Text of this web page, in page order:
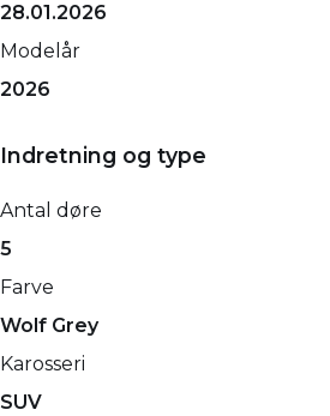
28.01.2026
Modelår
2026
Indretning og type
Antal døre
5
Farve
Wolf Grey
Karosseri
SUV